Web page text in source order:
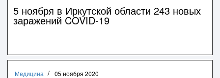
5 ноября в Иркутской области 243 новых
заражений COVID-19
Медицина 05 ноября 2020